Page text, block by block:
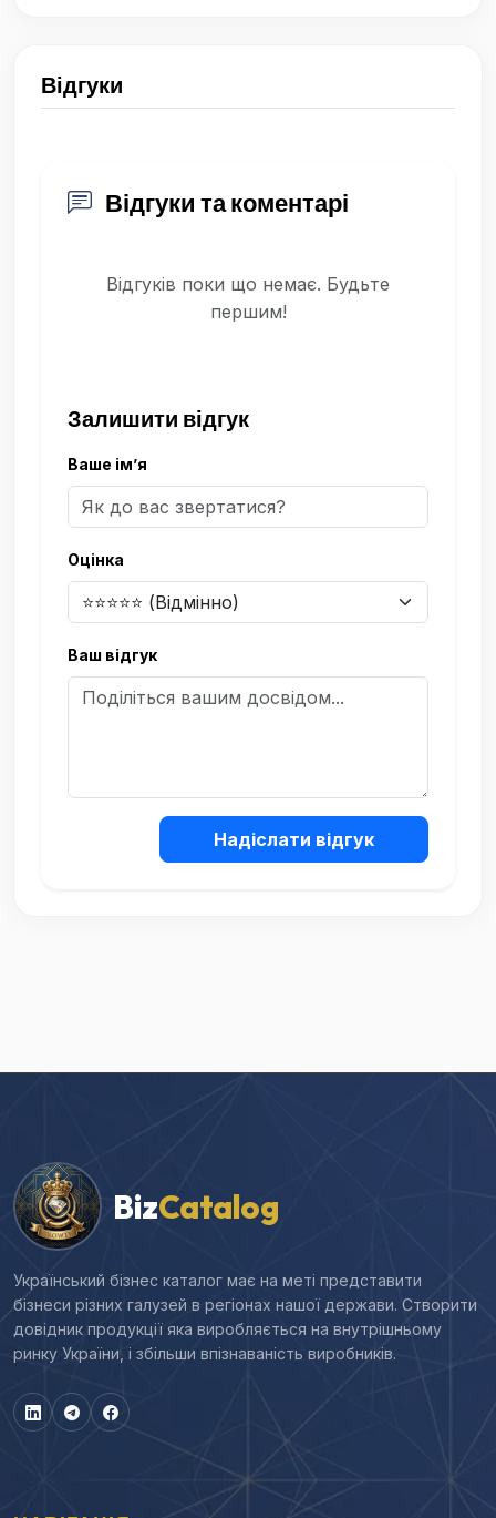
Відгуки
Відгуки та коментарі
Відгуків поки що немає. Будьте
першим!
Залишити відгук
Ваше ім’я
Оцінка
Ваш відгук
Надіслати відгук
BizCatalog
Український бізнес каталог має на меті представити
бізнеси різних галузей в регіонах нашої держави. Створити
довідник продукції яка виробляється на внутрішньому
ринку України, і збільши впізнаваність виробників.